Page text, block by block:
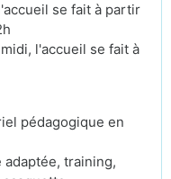
se fait à partir
l'accueil se fait à
pédagogique en
training,